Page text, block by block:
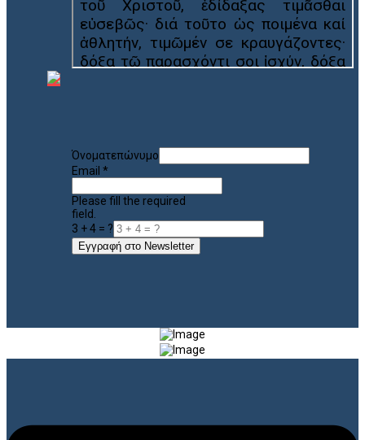
Όνοματεπώνυμο
Email *
Please fill the required
field.
3 + 4 = ?
Εγγραφή στο Newsletter